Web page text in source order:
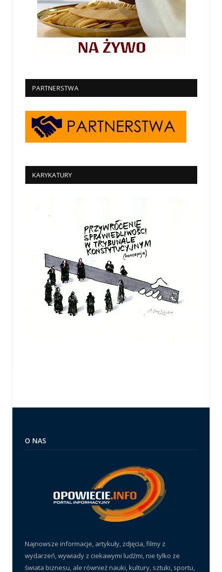
PARTNERSTWA
KARYKATURY
O NAS
Najnowsze informacje, artykuły, zdjęcia, filmy z
wydarzeń, wywiady z ciekawymi ludźmi, nie tylko ze
świata biznesu, ale również nauki, kultury, sztuki, sportu,